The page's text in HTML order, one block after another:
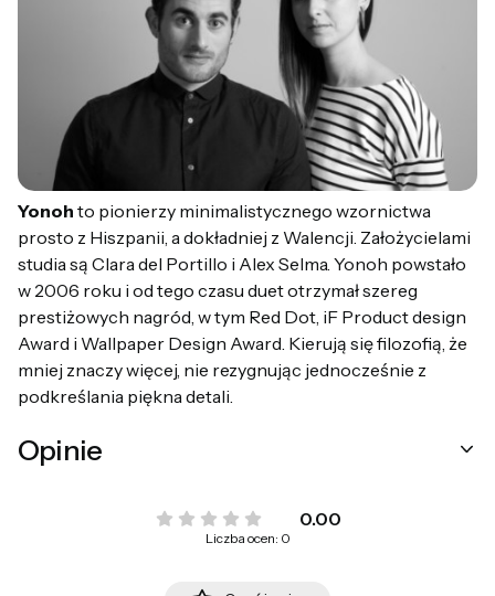
Yonoh to pionierzy minimalistycznego wzornictwa
prosto z Hiszpanii, a dokładniej z Walencji. Założycielami
studia są Clara del Portillo i Alex Selma. Yonoh powstało
w 2006 roku i od tego czasu duet otrzymał szereg
prestiżowych nagród, w tym Red Dot, iF Product design
Award i Wallpaper Design Award. Kierują się filozofią, że
mniej znaczy więcej, nie rezygnując jednocześnie z
podkreślania piękna detali.
Opinie
0.00
Liczba ocen: 0